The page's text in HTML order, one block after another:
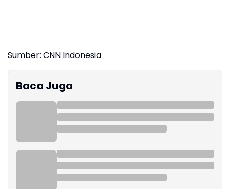
Sumber: CNN Indonesia
Baca Juga